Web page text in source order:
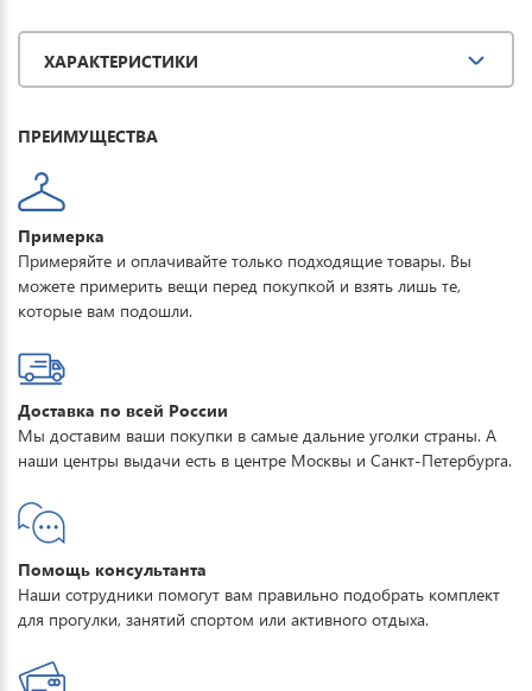
Цельсия. Куртка зимняя также оснащена регулируемым
съемным капюшоном, карманом для SKIPAS на рукаве, а также
многочисленными внутренними карманами на молнии для
Интегрированная снегозащитная юбка и ветрозащитные
от снега и ветра. Кулиски на поясе и вентиляционные отверстия
на молнии обеспечивают удобство и подстраиваются под
различные климатические условия.
ХАРАКТЕРИСТИКИ
ПРЕИМУЩЕСТВА
Примерка
Примеряйте и оплачивайте только подходящие товары. Вы
можете примерить вещи перед покупкой и взять лишь те,
которые вам подошли.
Доставка по всей России
Мы доставим ваши покупки в самые дальние уголки страны. А
наши центры выдачи есть в центре Москвы и Санкт-Петербурга.
Помощь консультанта
Наши сотрудники помогут вам правильно подобрать комплект
для прогулки, занятий спортом или активного отдыха.